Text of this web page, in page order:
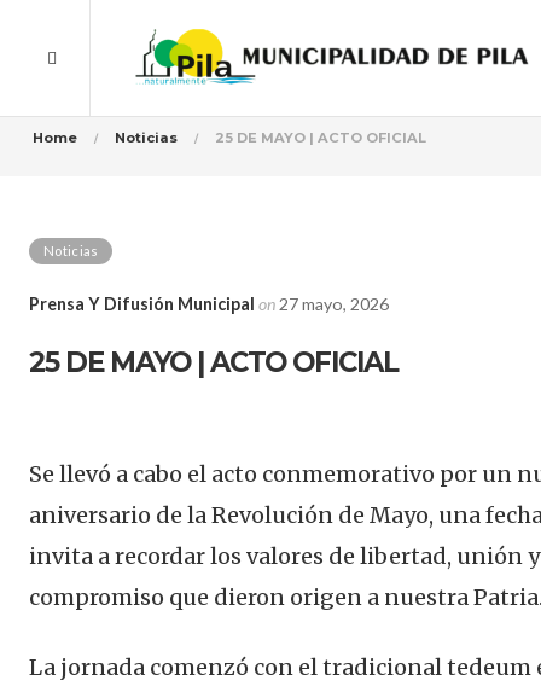
Home Noticias 25 DE MAYO | ACTO OFICIAL
Noticias
Prensa Y Difusión Municipal on27 mayo, 2026
25 DE MAYO | ACTO OFICIAL
Se llevó a cabo el acto conmemorativo por un
aniversario de la Revolución de Mayo, una
invita a recordar los valores de libertad, unión y
compromiso que dieron origen a nuestra
La jornada comenzó con el tradicional tedeum